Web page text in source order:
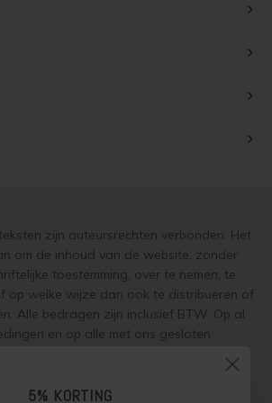
Oil Stain Overschilderen
Latex Stain Overschilderen
zijn auteursrechten verbonden. Het
om de inhoud van de website, zonder
toestemming, over te nemen, te
op welke wijze dan ook te distribueren of
Alle bedragen zijn inclusief BTW. Op al
en op alle met ons gesloten
en de
van toepassing. Onze adviezen
5% KORTING